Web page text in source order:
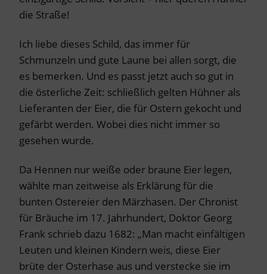
die Straße!
Ich liebe dieses Schild, das immer für
Schmunzeln und gute Laune bei allen sorgt, die
es bemerken. Und es passt jetzt auch so gut in
die österliche Zeit: schließlich gelten Hühner als
Lieferanten der Eier, die für Ostern gekocht und
gefärbt werden. Wobei dies nicht immer so
gesehen wurde.
Da Hennen nur weiße oder braune Eier legen,
wählte man zeitweise als Erklärung für die
bunten Ostereier den Märzhasen. Der Chronist
für Bräuche im 17. Jahrhundert, Doktor Georg
Frank schrieb dazu 1682: „Man macht einfältigen
Leuten und kleinen Kindern weis, diese Eier
brüte der Osterhase aus und verstecke sie im